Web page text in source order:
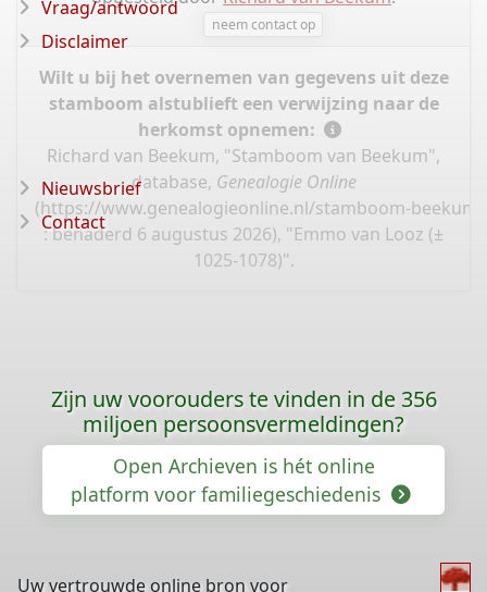
neem contact op
Wilt u bij het overnemen van gegevens uit deze
stamboom alstublieft een verwijzing naar de
herkomst opnemen:
Richard van Beekum, "Stamboom van Beekum",
database, Genealogie Online
(https://www.genealogieonline.nl/stamboom-
: benaderd 6 augustus 2026), "Emmo van Looz (±
1025-1078)".
Vraag/antwoord
Disclaimer
Nieuwsbrief
Contact
Zijn uw voorouders te vinden in de 356
miljoen persoonsvermeldingen?
Open Archieven is hét online
platform voor familiegeschiedenis
Uw vertrouwde online bron voor